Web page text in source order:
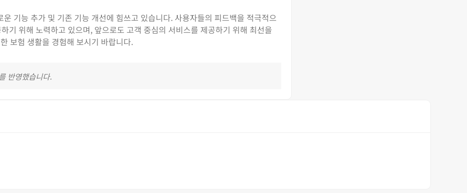
기능 추가 및 기존 기능 개선에 힘쓰고 있습니다. 사용자들의 피드백을 적극적으
기 위해 노력하고 있으며, 앞으로도 고객 중심의 서비스를 제공하기 위해 최선을
보험 생활을 경험해 보시기 바랍니다.
반영했습니다.